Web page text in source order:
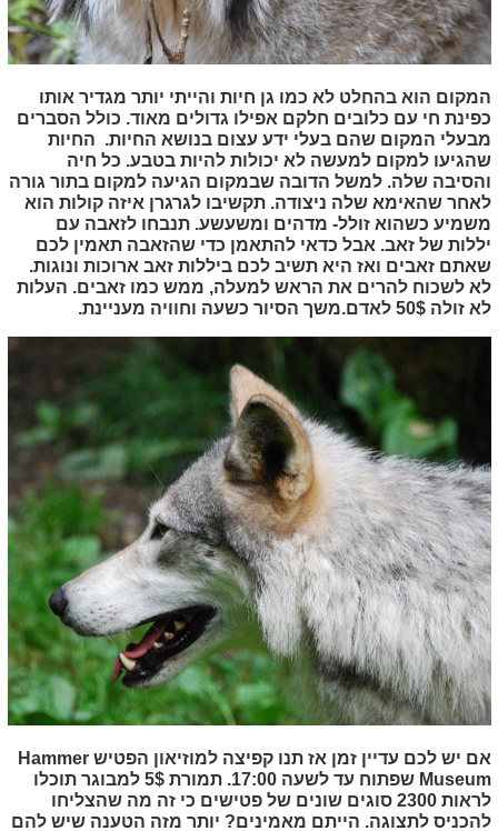
המקום הוא בהחלט לא כמו גן חיות והייתי יותר מגדיר אותו
כפינת חי עם כלובים חלקם אפילו גדולים מאוד. כולל הסברים
מבעלי המקום שהם בעלי ידע עצום בנושא החיות. החיות
שהגיעו למקום למעשה לא יכולות להיות בטבע. כל חיה
והסיבה שלה. למשל הדובה שבמקום הגיעה למקום בתור גורה
לאחר שהאימא שלה ניצודה. תקשיבו לגרגרן איזה קולות הוא
משמיע כשהוא זולל- מדהים ומשעשע. תנבחו לזאבה עם
יללות של זאב. אבל כדאי להתאמן כדי שהזאבה תאמין לכם
שאתם זאבים ואז היא תשיב לכם ביללות זאב ארוכות ונוגות.
לא לשכוח להרים את הראש למעלה, ממש כמו זאבים. העלות
לא זולה 50$ לאדם.משך הסיור כשעה וחוויה מעניינת.
אם יש לכם עדיין זמן אז תנו קפיצה למוזיאון הפטישHammer
Museum
שפתוח עד לשעה 17:00. תמורת 5$ למבוגר תוכלו
לראות 2300 סוגים שונים של פטישים כי זה מה שהצליחו
להכניס לתצוגה. הייתם מאמינים? יותר מזה הטענה שיש להם